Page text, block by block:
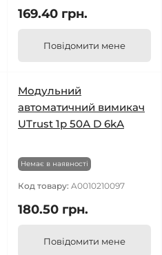
169.40 грн.
Повідомити мене
Модульний
автоматичний вимикач
UTrust 1р 50А D 6kА
Немає в наявності
Код товару: A0010210097
180.50 грн.
Повідомити мене